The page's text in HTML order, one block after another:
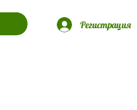
Регистрация